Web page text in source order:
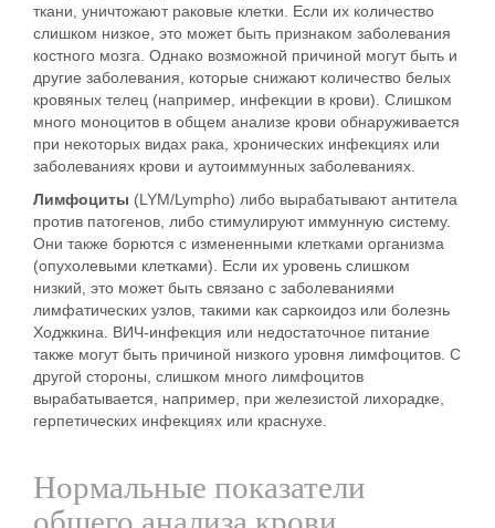
ткани, уничтожают раковые клетки. Если их количество
слишком низкое, это может быть признаком заболевания
костного мозга. Однако возможной причиной могут быть и
другие заболевания, которые снижают количество белых
кровяных телец (например, инфекции в крови). Слишком
много моноцитов в общем анализе крови обнаруживается
при некоторых видах рака, хронических инфекциях или
заболеваниях крови и аутоиммунных заболеваниях.
Лимфоциты (LYM/Lympho) либо вырабатывают антитела
против патогенов, либо стимулируют иммунную систему.
Они также борются с измененными клетками организма
(опухолевыми клетками). Если их уровень слишком
низкий, это может быть связано с заболеваниями
лимфатических узлов, такими как саркоидоз или болезнь
Ходжкина. ВИЧ-инфекция или недостаточное питание
также могут быть причиной низкого уровня лимфоцитов. С
другой стороны, слишком много лимфоцитов
вырабатывается, например, при железистой лихорадке,
герпетических инфекциях или краснухе.
Нормальные показатели